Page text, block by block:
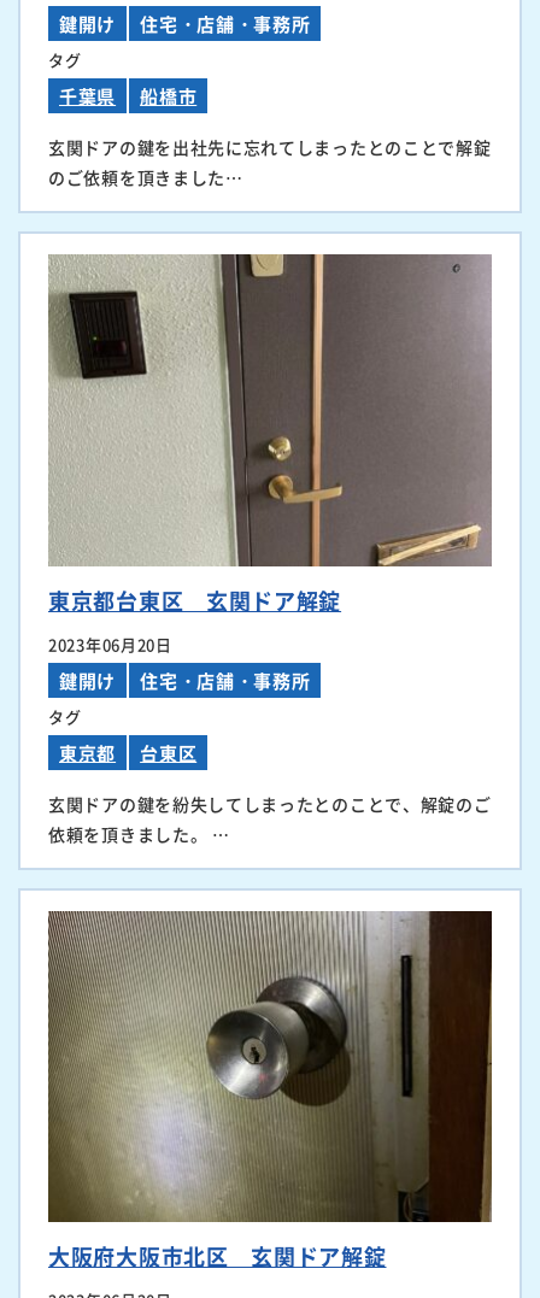
鍵開け 住宅・店舗・事務所
タグ
千葉県 船橋市
玄関ドアの鍵を出社先に忘れてしまったとのことで解錠
のご依頼を頂きました…
東京都台東区 玄関ドア解錠
2023年06月20日
鍵開け 住宅・店舗・事務所
タグ
東京都 台東区
玄関ドアの鍵を紛失してしまったとのことで、解錠のご
依頼を頂きました。 …
大阪府大阪市北区 玄関ドア解錠